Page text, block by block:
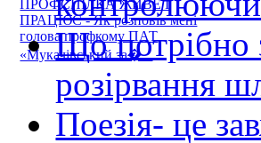
ПРОФСПІЛКА ЖИВЕ І
ПРАЦЮЄ - Як розповів мені
голова профкому ПАТ
«Мукачівський за�...
Що потрібно
розірвання
Поезія- це